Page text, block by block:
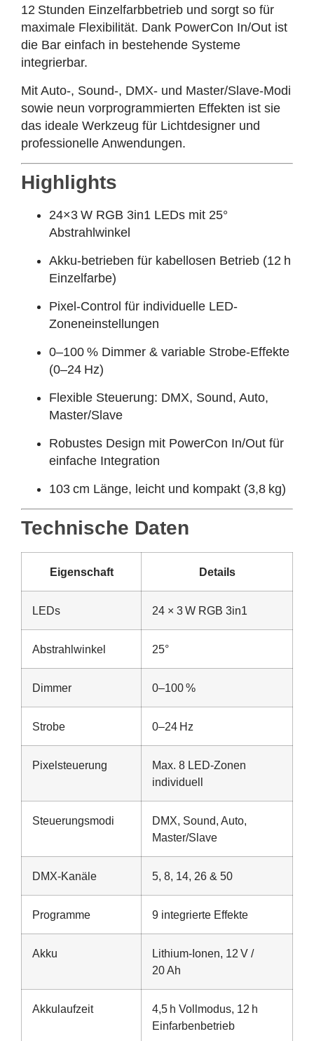
12 Stunden Einzelfarbbetrieb und sorgt so für
maximale Flexibilität. Dank PowerCon In/Out ist
die Bar einfach in bestehende Systeme
integrierbar.
Mit Auto-, Sound-, DMX- und Master/Slave-Modi
sowie neun vorprogrammierten Effekten ist sie
das ideale Werkzeug für Lichtdesigner und
professionelle Anwendungen.
Highlights
24×3 W RGB 3in1 LEDs mit 25°
Abstrahlwinkel
Akku-betrieben für kabellosen Betrieb (12 h
Einzelfarbe)
Pixel-Control für individuelle LED-
Zoneneinstellungen
0–100 % Dimmer & variable Strobe-Effekte
(0–24 Hz)
Flexible Steuerung: DMX, Sound, Auto,
Master/Slave
Robustes Design mit PowerCon In/Out für
einfache Integration
103 cm Länge, leicht und kompakt (3,8 kg)
Technische Daten
Eigenschaft Details
LEDs 24 × 3 W RGB 3in1
Abstrahlwinkel 25°
Dimmer 0–100 %
Strobe 0–24 Hz
Pixelsteuerung
Max. 8 LED-Zonen
individuell
Steuerungsmodi
DMX, Sound, Auto,
Master/Slave
DMX-Kanäle 5, 8, 14, 26 & 50
Programme 9 integrierte Effekte
Akku
Lithium-Ionen, 12 V /
20 Ah
Akkulaufzeit
4,5 h Vollmodus, 12 h
Einfarbenbetrieb